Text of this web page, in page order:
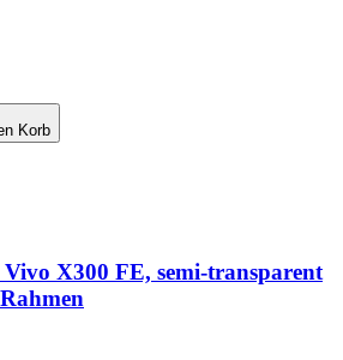
Korb
Vivo X300 FE, semi-transparent